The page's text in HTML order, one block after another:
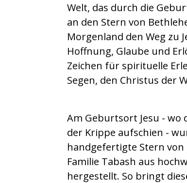
Welt, das durch die
an den Stern von
Morgenland den Weg zu
Hoffnung, Glaube und
Zeichen für spirituelle
Segen, den Christus der
Am Geburtsort Jesu - wo
der Krippe aufschien -
handgefertigte Stern
Familie Tabash aus
hergestellt. So bringt